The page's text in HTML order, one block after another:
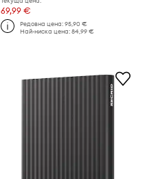
69,99 €
Редовна цена:95,90 €
Най-ниска цена:84,99 €